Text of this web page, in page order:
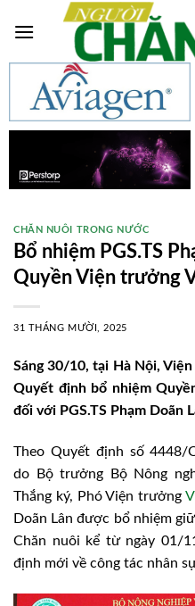
CHĂN NUÔI TRONG NƯỚC
Bổ nhiệm PGS.TS
Quyền Viện trưởng
31 THÁNG MƯỜI, 2025
Sáng 30/10, tại Hà Nội,
Quyết định bổ nhiệm
đối với PGS.TS Phạm Doãn
Theo Quyết định số 4448/
do Bộ trưởng Bộ Nông
Thắng ký, Phó Viện trưởng
Doãn Lân được bổ nhiệm
Chăn nuôi kể từ ngày 01/
định mới về công tác nhân